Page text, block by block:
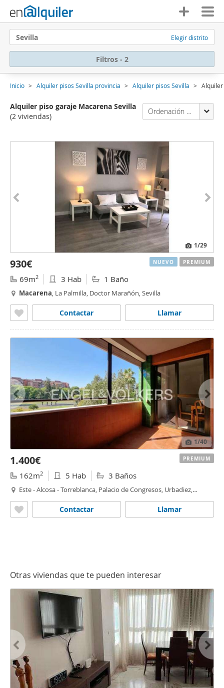
Sevilla Elegir distrito
Filtros - 2
Inicio Alquiler pisos Sevilla provincia Alquiler pisos Sevilla
Alquiler piso garaje Macarena Sevilla
(2 viviendas)
Ordenación Enalquiler
1/29
930€
69m2 3 Hab 1 Baño
Macarena, La Palmilla, Doctor Marañón, Sevilla
Llamar
Contactar
NUEVO PREMIUM
1/40
1.400€
162m2 5 Hab 3 Baños
Este - Alcosa - Torreblanca, Palacio de Congresos, Urbadiez,
Llamar
Contactar
PREMIUM
Otras viviendas que te pueden interesar